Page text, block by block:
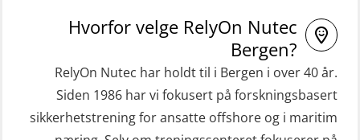
Helikopterevakuering med HABD,
inkl. Brannslukking og Førstehjelp-
sivile mannskaper (FSC119)
Helikopterevakuering med HABD,
inkl. brannslukning (FSC121)
båt (HMOB) oppdatering (MSE1001)
STCW Livbåtfører redningsfarkoster
32 t (MSE1031)
STCW Mann-Over-Bord
Hvorfor velge RelyOn Nutec
Bergen?
RelyOn Nutec har holdt til i Bergen i over 40 år.
Siden 1986 har vi fokusert på forskningsbasert
sikkerhetstrening for ansatte offshore og i maritim